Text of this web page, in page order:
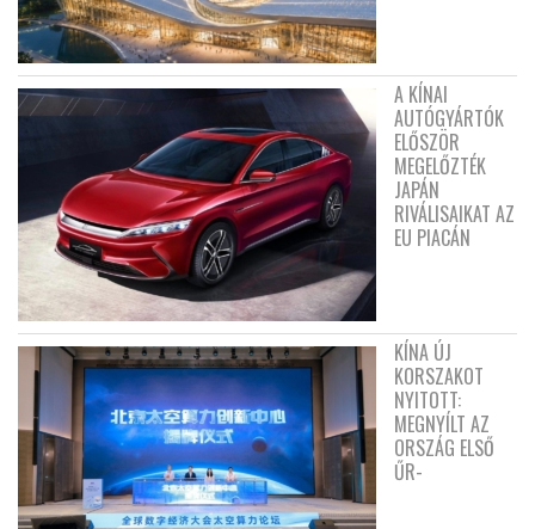
A KÍNAI
AUTÓGYÁRTÓK
ELŐSZÖR
MEGELŐZTÉK
JAPÁN
RIVÁLISAIKAT AZ
EU PIACÁN
KÍNA ÚJ
KORSZAKOT
NYITOTT:
MEGNYÍLT AZ
ORSZÁG ELSŐ
ŰR-